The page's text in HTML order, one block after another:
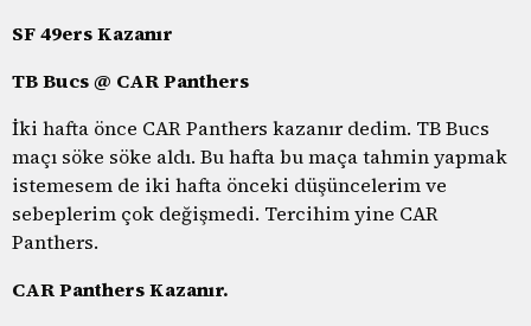
SF 49ers Kazanır
TB Bucs @ CAR Panthers
İki hafta önce CAR Panthers kazanır dedim. TB Bucs
maçı söke söke aldı. Bu hafta bu maça tahmin yapmak
istemesem de iki hafta önceki düşüncelerim ve
sebeplerim çok değişmedi. Tercihim yine CAR
Panthers.
CAR Panthers Kazanır.